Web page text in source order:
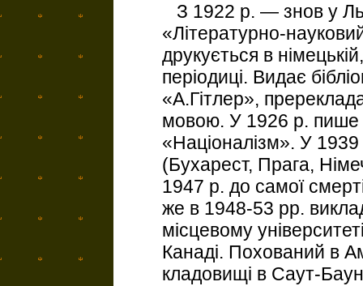
З 1922 р. — знов у
«Літературно-
друкується в
періодиці. Видає
«А.Гітлер»,
мовою. У 1926 р. пише
«Націоналізм». У
(Бухарест, Прага,
1947 р. до самої
же в 1948-53 рр.
місцевому
Канаді. Похований в
кладовищі в Саут-